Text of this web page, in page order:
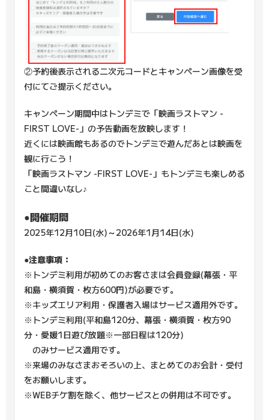
②予約後表示される二次元コードとキャンペーン画像を受
付にてご提示ください。
キャンペーン期間中はトンデミで「映画ラストマン -
FIRST LOVE-」の予告動画を放映します！
近くには映画館もあるのでトンデミで遊んだあとは映画を
観に行こう！
「映画ラストマン -FIRST LOVE-」もトンデミも楽しめる
こと間違いなし♪
●開催期間
2025年12月10日(水)～2026年1月14日(水)
●注意事項：
※トンデミ利用が初めてのお客さまは会員登録(幕張・平
和島・横須賀・枚方600円)が必要です。
※キッズエリア利用・保護者入場はサービス適用外です。
※トンデミ利用(平和島120分、幕張・横須賀・枚方90
分・愛媛1日遊び放題※一部日程は120分)
のみサービス適用です。
※来場のみなさまおそろいの上、まとめてのお会計・受付
をお願いします。
※WEBチケ割を除く、他サービスとの併用は不可です。